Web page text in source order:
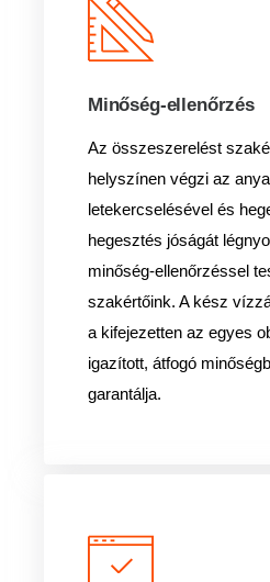
Minőség-ellenőrzés
Az összeszerelést
helyszínen végzi az
letekercselésével és
hegesztés jóságát
minőség-ellenőrzéssel
szakértőink. A kész
a kifejezetten az egyes
igazított, átfogó
garantálja.